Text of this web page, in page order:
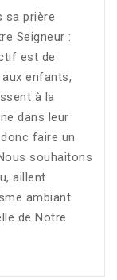
sa prière
Seigneur :
est de
enfants,
à la
dans leur
faire un
souhaitons
aillent
ambiant
de Notre